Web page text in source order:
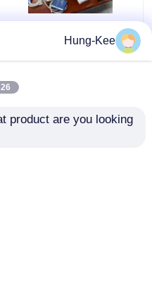
جهاز مراقبة القلب
المحمول لوحدة العناية
للتشخيص للمواليد الجدد
Hung-Kee
PM
product are you looking